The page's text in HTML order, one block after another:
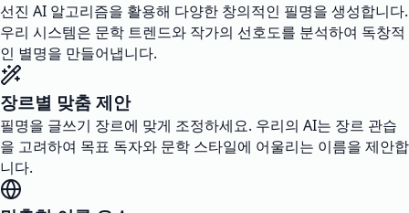
선진 AI 알고리즘을 활용해 다양한 창의적인 필명을 생성합니다.
우리 시스템은 문학 트렌드와 작가의 선호도를 분석하여 독창적
인 별명을 만들어냅니다.
장르별 맞춤 제안
필명을 글쓰기 장르에 맞게 조정하세요. 우리의 AI는 장르 관습
을 고려하여 목표 독자와 문학 스타일에 어울리는 이름을 제안합
니다.